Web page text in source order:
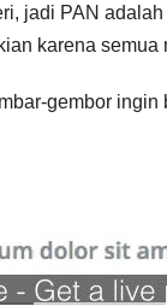
jadi PAN
karena
gembor